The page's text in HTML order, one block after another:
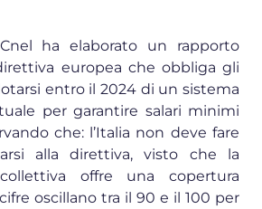
ha elaborato un rapporto
europea che obbliga gli
entro il 2024 di un sistema
per garantire salari minimi
che: l’Italia non deve fare
alla direttiva, visto che la
offre una copertura
oscillano tra il 90 e il 100 per